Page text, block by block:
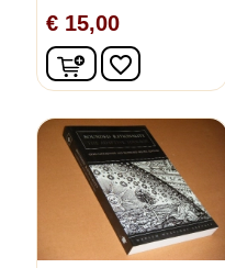
€ 15,00
In winkelwagen
favorite_border